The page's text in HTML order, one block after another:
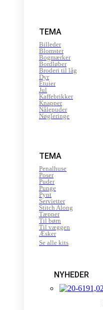
TEMA
Billeder
Blomster
Bogmærker
Bordløber
Broderi til låg
Dyr
Etuier
Jul
Kaffebrikker
Knapper
Nålepuder
Nøgleringe
TEMA
Penalhuse
Poser
Puder
Punge
Pynt
Servietter
Stitch Along
Tæpper
Til børn
Til væggen
Æsker
Se alle kits
NYHEDER